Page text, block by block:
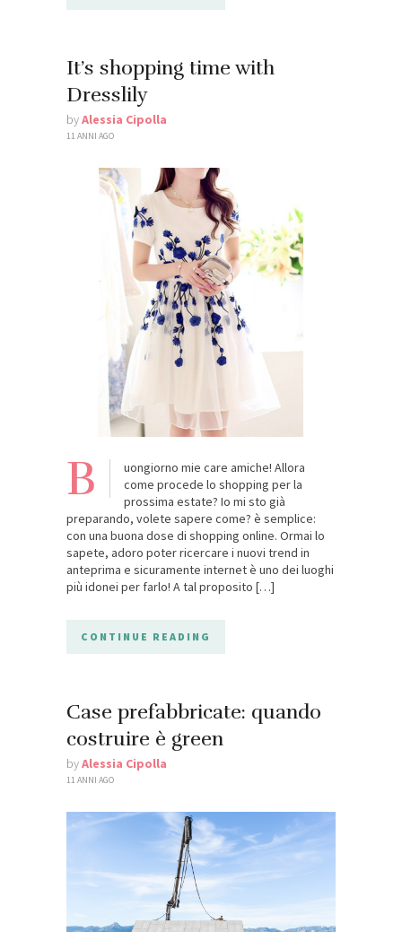
It’s shopping time with
Dresslily
byAlessia Cipolla
11 ANNI AGO
B
uongiorno mie care amiche! Allora
come procede lo shopping per la
prossima estate? Io mi sto già
preparando, volete sapere come? è semplice:
con una buona dose di shopping online. Ormai lo
sapete, adoro poter ricercare i nuovi trend in
anteprima e sicuramente internet è uno dei luoghi
più idonei per farlo! A tal proposito […]
CONTINUE READING
Case prefabbricate: quando
costruire è green
byAlessia Cipolla
11 ANNI AGO